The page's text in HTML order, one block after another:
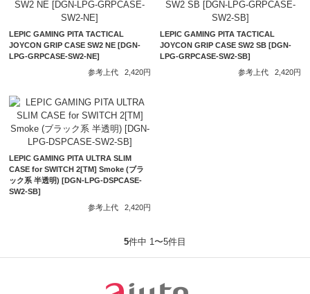
LEPIC GAMING PITA TACTICAL
JOYCON GRIP CASE SW2 NE [DGN-
LPG-GRPCASE-SW2-NE]
参考上代
2,420円
LEPIC GAMING PITA TACTICAL
JOYCON GRIP CASE SW2 SB [DGN-
LPG-GRPCASE-SW2-SB]
参考上代
2,420円
LEPIC GAMING PITA ULTRA SLIM
CASE for SWITCH 2[TM] Smoke (ブラ
ック系 半透明) [DGN-LPG-DSPCASE-
SW2-SB]
参考上代
2,420円
5件中 1〜5件目